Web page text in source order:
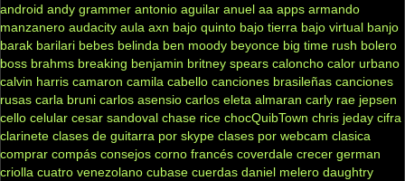
android andy grammer antonio aguilar anuel aa apps armando
manzanero audacity aula axn bajo quinto bajo tierra bajo virtual banjo
barak barilari bebes belinda ben moody beyonce big time rush bolero
boss brahms breaking benjamin britney spears caloncho calor urbano
calvin harris camaron camila cabello canciones brasileñas canciones
rusas carla bruni carlos asensio carlos eleta almaran carly rae jepsen
cello celular cesar sandoval chase rice chocQuibTown chris jeday cifra
clarinete clases de guitarra por skype clases por webcam clasica
comprar compás consejos corno francés coverdale crecer german
criolla cuatro venezolano cubase cuerdas daniel melero daughtry